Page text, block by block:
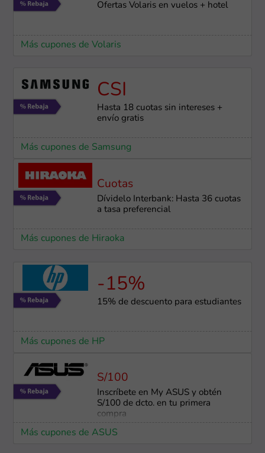
Ofertas Volaris en vuelos + hotel
Más cupones de Volaris
CSI
Hasta 18 cuotas sin intereses +
envío gratis
Más cupones de Samsung
Cuotas
Dívidelo Interbank: Hasta 36 cuotas
a tasa preferencial
Más cupones de Hiraoka
-15%
15% de descuento para estudiantes
Más cupones de HP
S/100
Inscríbete en My ASUS y obtén
S/100 de dcto. en tu primera
compra
Más cupones de ASUS